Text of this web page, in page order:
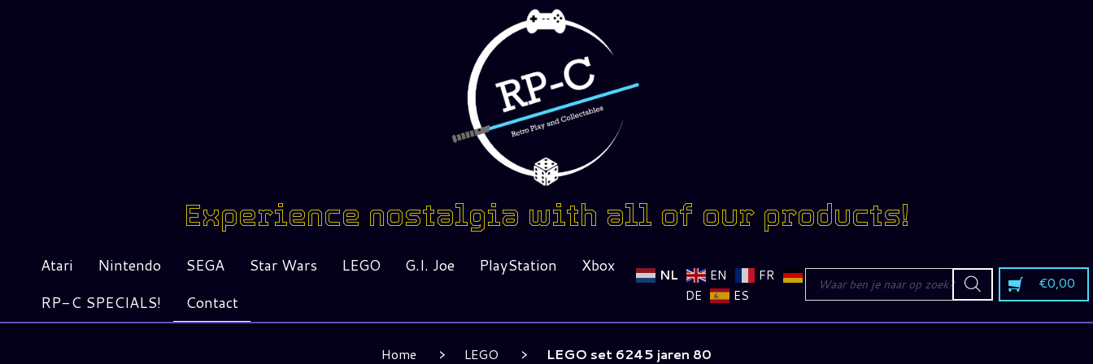
Experience nostalgia with all of our products!
Atari Nintendo SEGA Star Wars LEGO G.I. Joe PlayStation
Xbox
RP-C SPECIALS!
Contact
NL EN
FR
DE
ES
Producten
zoeken €0,00
Home LEGO LEGO set 6245 jaren 80